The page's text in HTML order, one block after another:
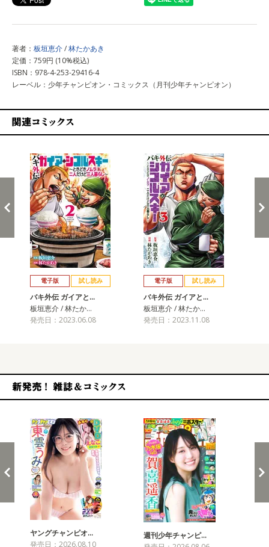
著者： 板垣恵介/林たかあき
定価：759円 (10%税込)
ISBN：978-4-253-29416-4
レーベル：少年チャンピオン・コミックス（月刊少年チャンピオン）
電子版 試し読み
バキ外伝 ガイアと…
板垣恵介 / 林たか…
発売日：2023.06.08
電子版 試し読み
バキ外伝 ガイアと…
板垣恵介 / 林たか…
発売日：2023.11.08
ヤングチャンピオ…
発売日：2026.08.10
週刊少年チャンピ…